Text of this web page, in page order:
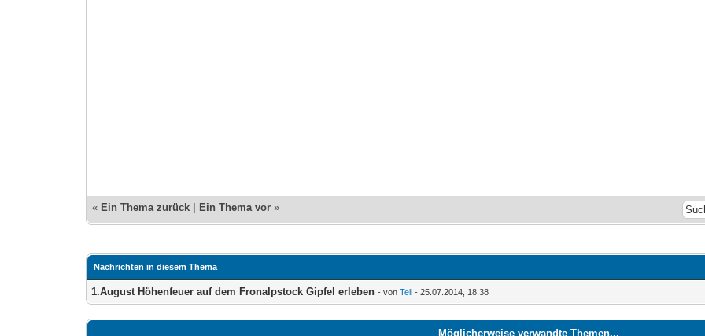
« Ein Thema zurück Ein Thema vor »
Nachrichten in diesem Thema
1.August Höhenfeuer auf dem Fronalpstock Gipfel erleben - vonTell - 25.07.2014, 18:38
Möglicherweise verwandte Themen...